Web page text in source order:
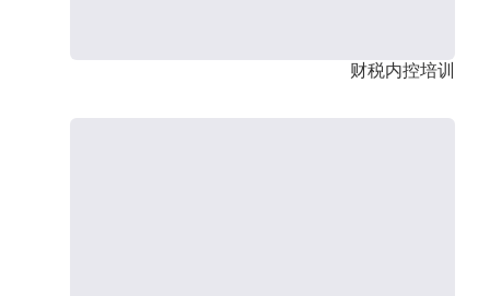
财税内控培训